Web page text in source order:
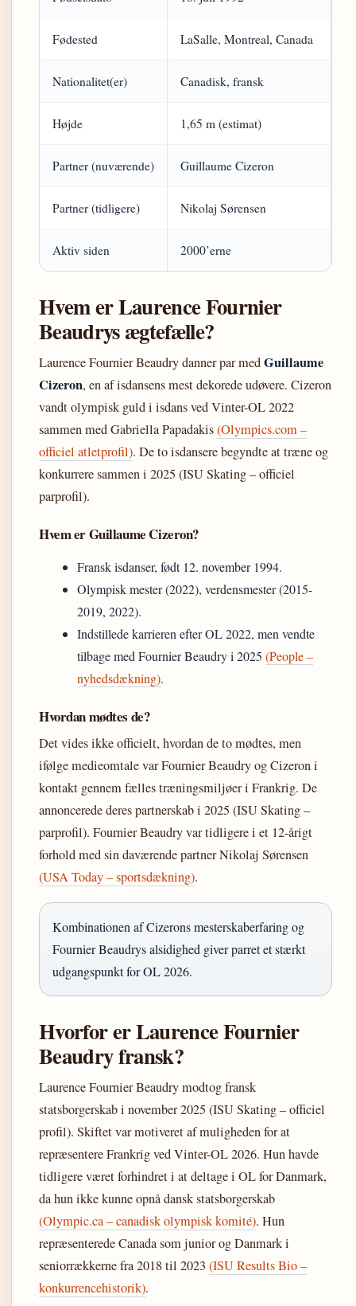
Fødested LaSalle, Montreal, Canada
Nationalitet(er) Canadisk, fransk
Højde 1,65 m (estimat)
Partner (nuværende) Guillaume Cizeron
Partner (tidligere) Nikolaj Sørensen
Aktiv siden 2000’erne
Hvem er Laurence Fournier
Beaudrys ægtefælle?
Laurence Fournier Beaudry danner par medGuillaume
Cizeron, en af isdansens mest dekorede udøvere. Cizeron
vandt olympisk guld i isdans ved Vinter-OL 2022
sammen med Gabriella Papadakis(Olympics.com –
officiel atletprofil). De to isdansere begyndte at træne og
konkurrere sammen i 2025 (ISU Skating – officiel
parprofil).
Hvem er Guillaume Cizeron?
Fransk isdanser, født 12. november 1994.
Olympisk mester (2022), verdensmester (2015-
2019, 2022).
Indstillede karrieren efter OL 2022, men vendte
tilbage med Fournier Beaudry i 2025 (People –
nyhedsdækning).
Hvordan mødtes de?
Det vides ikke officielt, hvordan de to mødtes, men
ifølge medieomtale var Fournier Beaudry og Cizeron i
kontakt gennem fælles træningsmiljøer i Frankrig. De
annoncerede deres partnerskab i 2025 (ISU Skating –
parprofil). Fournier Beaudry var tidligere i et 12-årigt
forhold med sin daværende partner Nikolaj Sørensen
(USA Today – sportsdækning).
Kombinationen af Cizerons mesterskaberfaring og
Fournier Beaudrys alsidighed giver parret et stærkt
udgangspunkt for OL 2026.
Hvorfor er Laurence Fournier
Beaudry fransk?
Laurence Fournier Beaudry modtog fransk
statsborgerskab i november 2025 (ISU Skating – officiel
profil). Skiftet var motiveret af muligheden for at
repræsentere Frankrig ved Vinter-OL 2026. Hun havde
tidligere været forhindret i at deltage i OL for Danmark,
da hun ikke kunne opnå dansk statsborgerskab
(Olympic.ca – canadisk olympisk komité). Hun
repræsenterede Canada som junior og Danmark i
seniorrækkerne fra 2018 til 2023 (ISU Results Bio –
konkurrencehistorik).